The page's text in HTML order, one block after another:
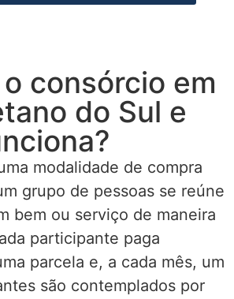
consórcio em
do Sul e
modalidade de compra
grupo de pessoas se reúne
bem ou serviço de maneira
participante paga
parcela e, a cada mês, um
são contemplados por